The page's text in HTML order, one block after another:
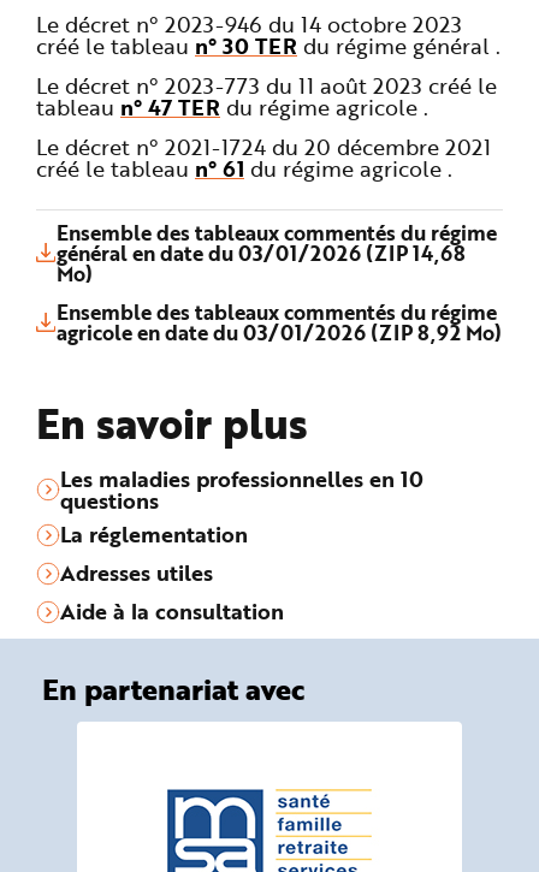
Le décret n° 2023-946 du 14 octobre 2023
créé le tableau n° 30 TER du régime général .
Le décret n° 2023-773 du 11 août 2023 créé le
tableau n° 47 TER du régime agricole .
Le décret n° 2021-1724 du 20 décembre 2021
créé le tableau n° 61 du régime agricole .
Ensemble des tableaux commentés du régime
général en date du 03/01/2026 (ZIP 14,68
Mo)
Ensemble des tableaux commentés du régime
agricole en date du 03/01/2026 (ZIP 8,92 Mo)
En savoir plus
Les maladies professionnelles en 10
questions
La réglementation
Adresses utiles
Aide à la consultation
En partenariat avec